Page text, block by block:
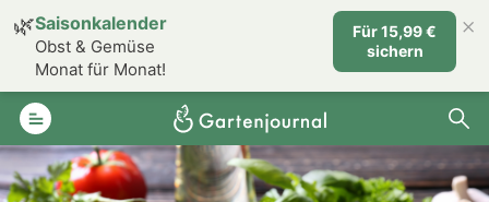
🌿Saisonkalender
Obst & Gemüse
Monat für Monat!
Für 15,99 €
sichern
×